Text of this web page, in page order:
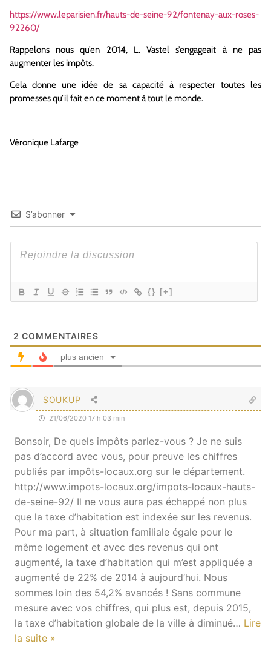
https://www.leparisien.fr/hauts-de-seine-92/fontenay-aux-roses-
92260/
Rappelons nous qu’en 2014, L. Vastel s’engageait à ne pas
augmenter les impôts.
Cela donne une idée de sa capacité à respecter toutes les
promesses qu’il fait en ce moment à tout le monde.
Véronique Lafarge
S’abonner
{} [+]
2 COMMENTAIRES
plus ancien
SOUKUP
21/06/2020 17 h 03 min
Bonsoir, De quels impôts parlez-vous ? Je ne suis
pas d’accord avec vous, pour preuve les chiffres
publiés par impôts-locaux.org sur le département.
http://www.impots-locaux.org/impots-locaux-hauts-
de-seine-92/ Il ne vous aura pas échappé non plus
que la taxe d’habitation est indexée sur les revenus.
Pour ma part, à situation familiale égale pour le
même logement et avec des revenus qui ont
augmenté, la taxe d’habitation qui m’est appliquée a
augmenté de 22% de 2014 à aujourd’hui. Nous
sommes loin des 54,2% avancés ! Sans commune
mesure avec vos chiffres, qui plus est, depuis 2015,
la taxe d’habitation globale de la ville à diminué… Lire
la suite »